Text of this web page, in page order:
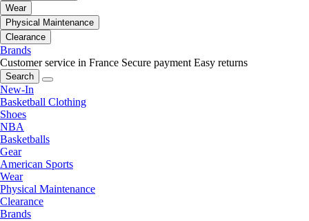
Wear
Physical Maintenance
Clearance
Brands
Customer service in France Secure payment Easy returns
Search
New-In
Basketball Clothing
Shoes
NBA
Basketballs
Gear
American Sports
Wear
Physical Maintenance
Clearance
Brands